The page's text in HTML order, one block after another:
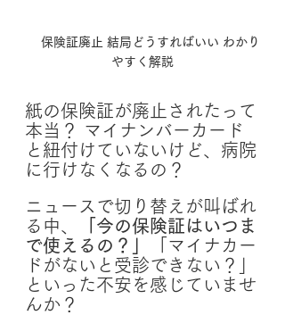
保険証廃止 結局どうすればいい わかり
やすく解説
紙の保険証が廃止されたって
本当？ マイナンバーカード
と紐付けていないけど、病院
に行けなくなるの？
ニュースで切り替えが叫ばれ
る中、
「今の保険証はいつま
で使えるの？」
「マイナカー
ドがないと受診できない？」
といった不安を感じていませ
んか？